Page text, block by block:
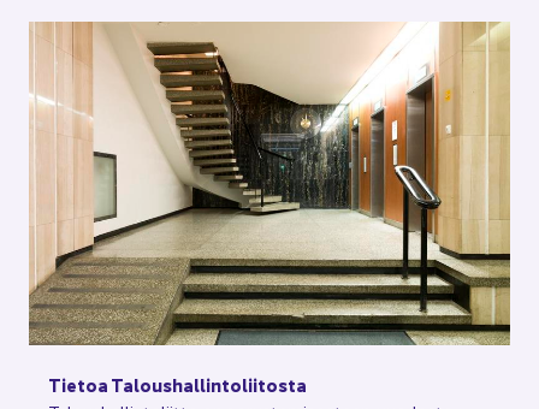
Tie­toa Ta­lous­hal­lin­to­lii­tos­ta